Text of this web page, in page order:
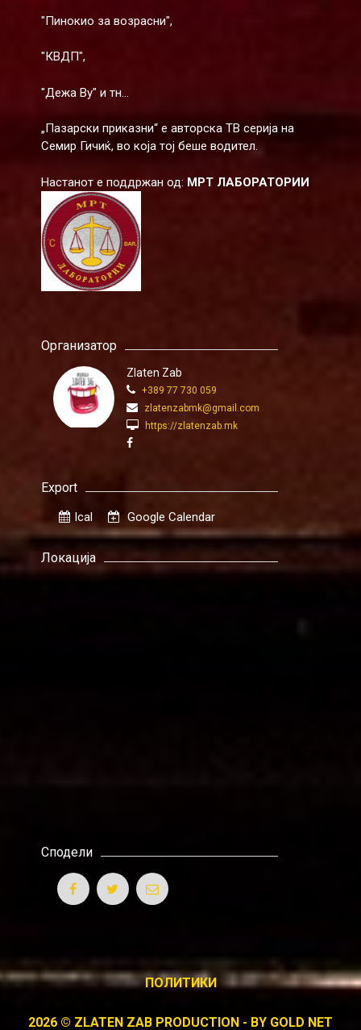
"Пинокио ​​за возрасни",
"КВДП",
"Дежа Ву" и тн...
„Пазарски приказни“ е авторска ТВ серија на
Семир Гичиќ, во која тој беше водител.
Настанот е поддржан од: МРТ ЛАБОРАТОРИИ
Организатор
Zlaten Zab
+389 77 730 059
zlatenzabmk@gmail.com
https://zlatenzab.mk
Export
Ical Google Calendar
Локација
Сподели
ПОЛИТИКИ
2026 © ZLATEN ZAB PRODUCTION - BY GOLD NET